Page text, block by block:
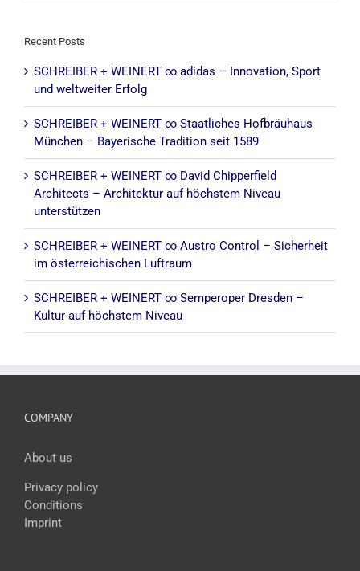
Recent Posts
SCHREIBER + WEINERT ∞ adidas – Innovation, Sport
und weltweiter Erfolg
SCHREIBER + WEINERT ∞ Staatliches Hofbräuhaus
München – Bayerische Tradition seit 1589
SCHREIBER + WEINERT ∞ David Chipperfield
Architects – Architektur auf höchstem Niveau
unterstützen
SCHREIBER + WEINERT ∞ Austro Control – Sicherheit
im österreichischen Luftraum
SCHREIBER + WEINERT ∞ Semperoper Dresden –
Kultur auf höchstem Niveau
COMPANY
About us
Privacy policy
Conditions
Imprint